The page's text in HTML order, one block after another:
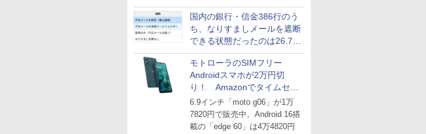
価格リストが公開中
国内の銀行・信金386行のう
ち、なりすましメールを遮断
できる状態だったのは26.7％
にとどまる～GMOブランド
セキュリティ調査
モトローラのSIMフリー
Androidスマホが2万円切
り！ Amazonでタイムセー
ル
6.9インチ「moto g06」が1万
7820円で販売中。Android 16搭
載の「edge 60」は4万4820円